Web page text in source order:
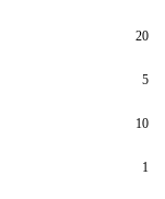
20
5
10
1